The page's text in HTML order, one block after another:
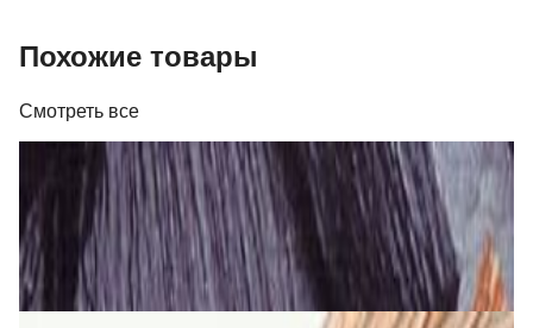
Похожие товары
Смотреть все
Кабель Real Cable FL 250 T
26,00 р.
✓ В корзину Добавляем Добавлено